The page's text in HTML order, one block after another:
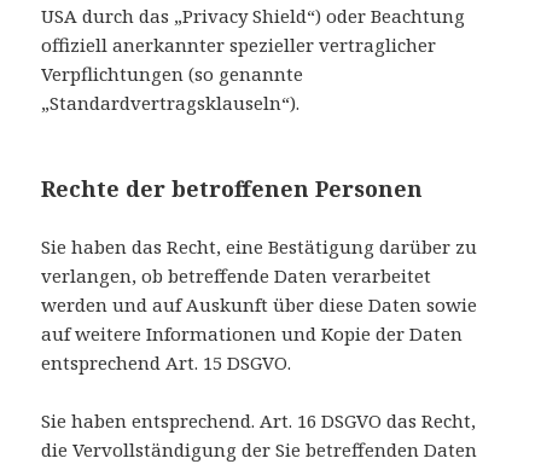
USA durch das „Privacy Shield“) oder Beachtung
offiziell anerkannter spezieller vertraglicher
Verpflichtungen (so genannte
„Standardvertragsklauseln“).
Rechte der betroffenen Personen
Sie haben das Recht, eine Bestätigung darüber zu
verlangen, ob betreffende Daten verarbeitet
werden und auf Auskunft über diese Daten sowie
auf weitere Informationen und Kopie der Daten
entsprechend Art. 15 DSGVO.
Sie haben entsprechend. Art. 16 DSGVO das Recht,
die Vervollständigung der Sie betreffenden Daten